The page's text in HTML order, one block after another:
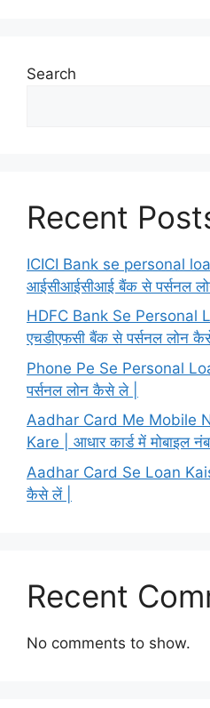
Search
Recent
ICICI Bank se personal
आईसीआईसीआई बैंक से पर्सनल
HDFC Bank Se Personal
एचडीएफसी बैंक से पर्सनल लोन
Phone Pe Se Personal
पर्सनल लोन कैसे ले |
Aadhar Card Me Mobile
Kare | आधार कार्ड में मोबाइल
Aadhar Card Se Loan
कैसे लें |
Recent
No comments to show.